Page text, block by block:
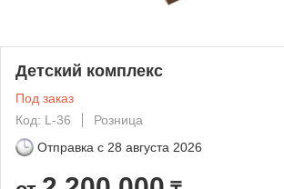
Детский комплекс
Под заказ
Код: L-36
Розница
Отправка с 28 августа 2026